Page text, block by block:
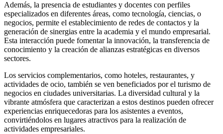
Además, la presencia de estudiantes y docentes con perfiles
especializados en diferentes áreas, como tecnología, ciencias, o
negocios, permite el establecimiento de redes de contactos y la
generación de sinergias entre la academia y el mundo empresarial.
Esta interacción puede fomentar la innovación, la transferencia de
conocimiento y la creación de alianzas estratégicas en diversos
sectores.
Los servicios complementarios, como hoteles, restaurantes, y
actividades de ocio, también se ven beneficiados por el turismo de
negocios en ciudades universitarias. La diversidad cultural y la
vibrante atmósfera que caracterizan a estos destinos pueden ofrecer
experiencias enriquecedoras para los asistentes a eventos,
convirtiéndolos en lugares atractivos para la realización de
actividades empresariales.